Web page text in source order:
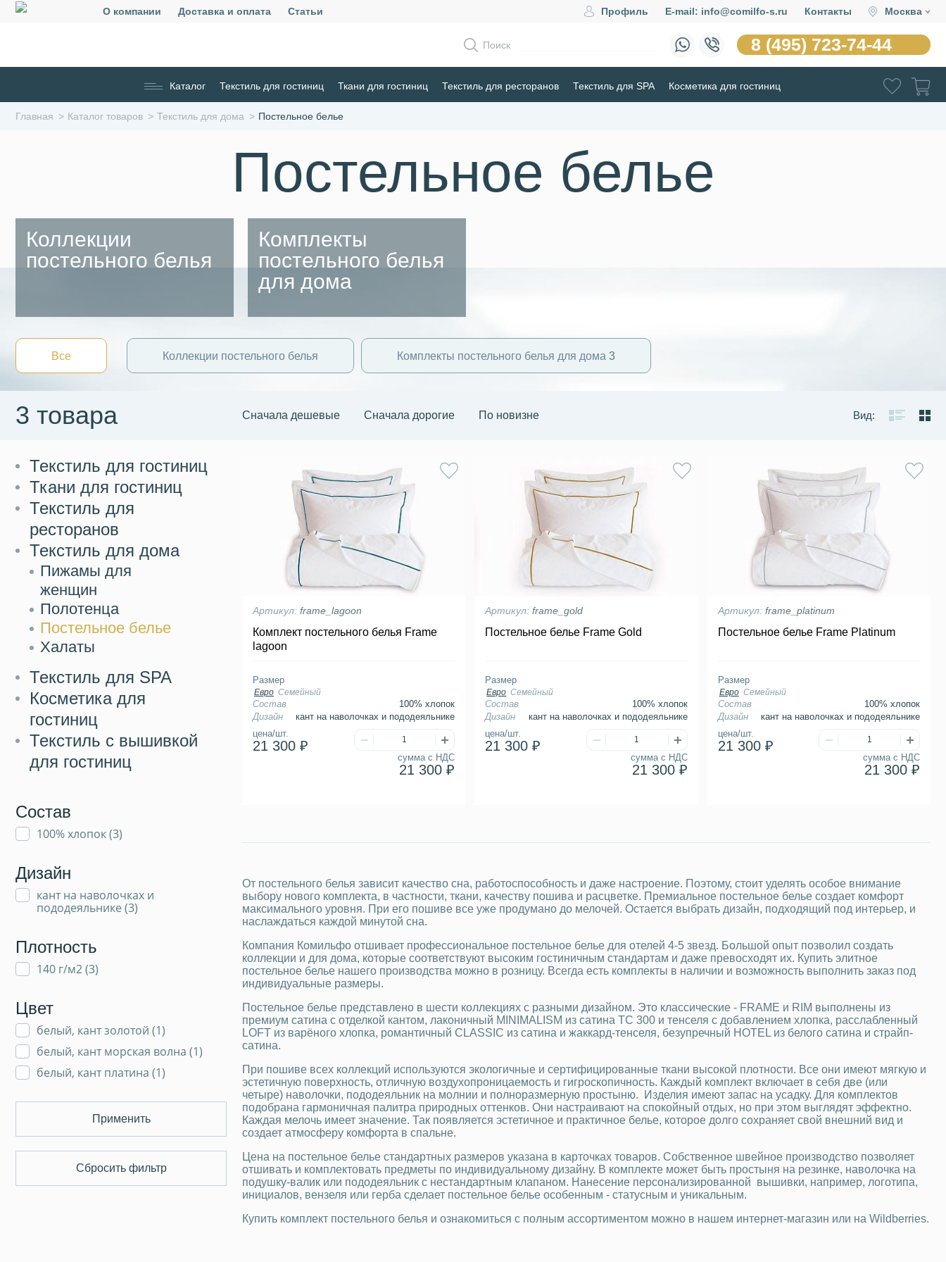
О компании Доставка и оплата Статьи Профиль E-mail: info@comilfo-s.ru Контакты Москва
Поиск 8 (495) 723-74-44
Каталог Текстиль для гостиниц Ткани для гостиниц Текстиль для ресторанов Текстиль для SPA Косметика для гостиниц
Главная Каталог товаров Текстиль для дома Постельное белье
Постельное белье
Коллекции
постельного белья
Комплекты
постельного белья
для дома
Все Коллекции постельного белья Комплекты постельного белья для дома 3
3 товара Сначала дешевые Сначала дорогие По новизне Вид:
Текстиль для гостиниц
Ткани для гостиниц
Текстиль для
ресторанов
Текстиль для дома
Пижамы для
женщин
Полотенца
Постельное белье
Халаты
Текстиль для SPA
Косметика для
гостиниц
Текстиль с вышивкой
для гостиниц
Состав
100% хлопок (3)
Дизайн
кант на наволочках и
пододеяльнике (3)
Плотность
140 г/м2 (3)
Цвет
белый, кант золотой (1)
белый, кант морская волна (1)
белый, кант платина (1)
Применить
Сбросить фильтр
Артикул: frame_lagoon
Комплект постельного белья Frame
lagoon
цена/шт.
21 300 ₽
сумма с НДС
21 300 ₽
Состав
100% хлопок
Дизайн
кант на наволочках и пододеяльнике
Размер
Евро Семейный
Артикул:frame_gold
Постельное белье Frame Gold
цена/шт.
21 300 ₽
сумма с НДС
21 300 ₽
Состав
100% хлопок
Дизайн
кант на наволочках и пододеяльнике
Размер
Евро Семейный
Артикул: frame_platinum
Постельное белье Frame Platinum
цена/шт.
21 300 ₽
сумма с НДС
21 300 ₽
Состав
100% хлопок
Дизайн
кант на наволочках и пододеяльнике
Размер
Евро Семейный
От постельного белья зависит качество сна, работоспособность и даже настроение. Поэтому, стоит уделять особое внимание
выбору нового комплекта, в частности, ткани, качеству пошива и расцветке. Премиальное постельное белье создает комфорт
максимального уровня. При его пошиве все уже продумано до мелочей. Остается выбрать дизайн, подходящий под интерьер, и
наслаждаться каждой минутой сна.
Компания Комильфо отшивает профессиональное постельное белье для отелей 4-5 звезд. Большой опыт позволил создать
коллекции и для дома, которые соответствуют высоким гостиничным стандартам и даже превосходят их. Купить элитное
постельное белье нашего производства можно в розницу. Всегда есть комплекты в наличии и возможность выполнить заказ под
индивидуальные размеры.
Постельное белье представлено в шести коллекциях с разными дизайном. Это классические - FRAME и RIM выполнены из
премиум сатина с отделкой кантом, лаконичный MINIMALISM из сатина ТС 300 и тенселя с добавлением хлопка, расслабленный
LOFT из варёного хлопка, романтичный CLASSIC из сатина и жаккард-тенселя, безупречный HOTEL из белого сатина и страйп-
сатина.
При пошиве всех коллекций используются экологичные и сертифицированные ткани высокой плотности. Все они имеют мягкую и
эстетичную поверхность, отличную воздухопроницаемость и гигроскопичность. Каждый комплект включает в себя две (или
четыре) наволочки, пододеяльник на молнии и полноразмерную простыню. Изделия имеют запас на усадку. Для комплектов
подобрана гармоничная палитра природных оттенков. Они настраивают на спокойный отдых, но при этом выглядят эффектно.
Каждая мелочь имеет значение. Так появляется эстетичное и практичное белье, которое долго сохраняет свой внешний вид и
создает атмосферу комфорта в спальне.
Цена на постельное белье стандартных размеров указана в карточках товаров. Собственное швейное производство позволяет
отшивать и комплектовать предметы по индивидуальному дизайну. В комплекте может быть простыня на резинке, наволочка на
подушку-валик или пододеяльник с нестандартным клапаном. Нанесение персонализированной вышивки, например, логотипа,
инициалов, вензеля или герба сделает постельное белье особенным - статусным и уникальным.
Купить комплект постельного белья и ознакомиться с полным ассортиментом можно в нашем интернет-магазин или на Wildberries.